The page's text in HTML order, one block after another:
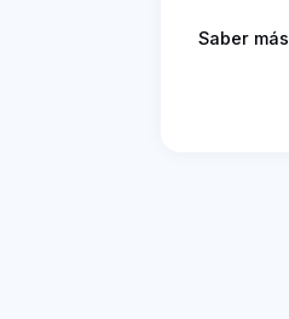
Saber más